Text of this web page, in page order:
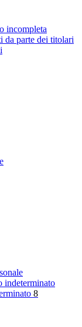
incompleta
da parte dei titolari
indeterminato
8